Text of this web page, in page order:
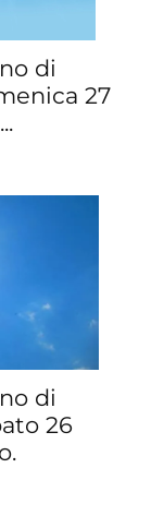
di
27
di
26